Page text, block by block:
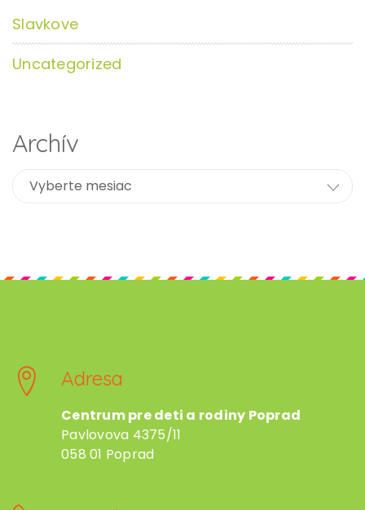
Slavkove
Uncategorized
Archív
Adresa
Centrum pre deti a rodiny Poprad
Pavlovova 4375/11
058 01 Poprad